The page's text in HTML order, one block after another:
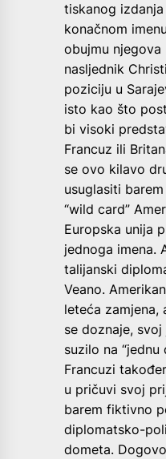
tiskanog
konačnom
obujmu njegova
nasljednik
poziciju u
isto kao što
bi visoki
Francuz ili
se ovo kilavo
usuglasiti
“wild card”
Europska unija
jednoga imena.
talijanski
Veano.
leteća zamjena,
se doznaje,
suzilo na “jednu
Francuzi
u pričuvi svoj
barem fiktivno
diplomatsko-
dometa.